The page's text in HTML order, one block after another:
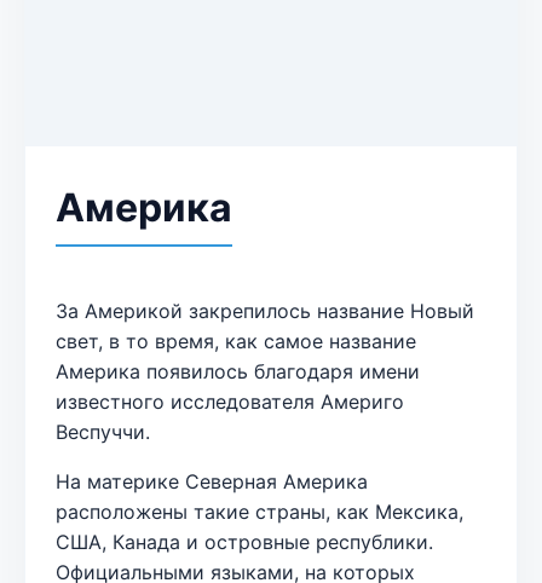
Америка
За Америкой закрепилось название Новый
свет, в то время, как самое название
Америка появилось благодаря имени
известного исследователя Америго
Веспуччи.
На материке Северная Америка
расположены такие страны, как Мексика,
США, Канада и островные республики.
Официальными языками, на которых